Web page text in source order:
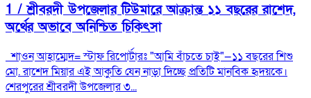
1 /শ্রীবরদী উপজেলার টিউমারে আক্রান্ত ১১ বছরের রাশেদ,
অর্থের অভাবে অনিশ্চিত চিকিৎসা
শাওন আহাম্মেদ= স্টাফ রিপোর্টারঃ "আমি বাঁচতে চাই"—১১ বছরের শিশু
মো. রাশেদ মিয়ার এই আকুতি যেন নাড়া দিচ্ছে প্রতিটি মানবিক হৃদয়কে।
শেরপুরের শ্রীবরদী উপজেলার ৩...